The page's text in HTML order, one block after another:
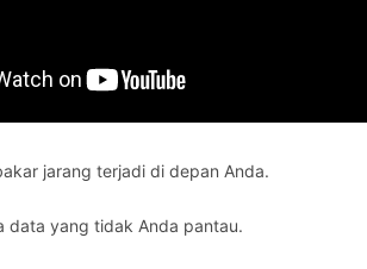
jarang terjadi di depan Anda.
data yang tidak Anda pantau.